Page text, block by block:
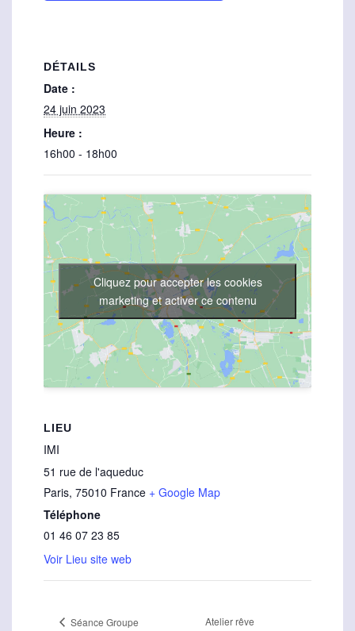
DÉTAILS
Date :
24 juin 2023
Heure :
16h00 - 18h00
LIEU
IMI
51 rue de l'aqueduc
Paris, 75010 France + Google Map
Téléphone
01 46 07 23 85
Voir Lieu site web
Cliquez pour accepter les cookies
marketing et activer ce contenu
Séance Groupe
Atelier rêve